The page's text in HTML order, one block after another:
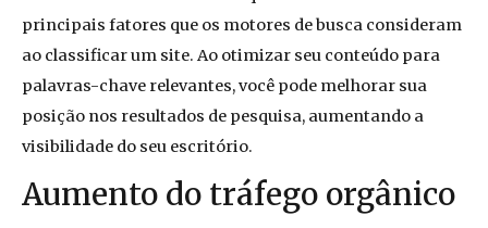
principais fatores que os motores de busca consideram
ao classificar um site. Ao otimizar seu conteúdo para
palavras-chave relevantes, você pode melhorar sua
posição nos resultados de pesquisa, aumentando a
visibilidade do seu escritório.
Aumento do tráfego orgânico